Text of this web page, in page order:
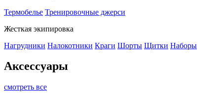
Термобелье Тренировочные джерси
Жесткая экипировка
Нагрудники Налокотники Краги Шорты Щитки Наборы
Аксессуары
смотреть все